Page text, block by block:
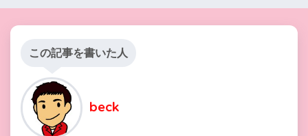
この記事を書いた人
beck